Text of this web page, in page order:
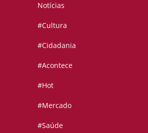
Notícias
#Cultura
#Cidadania
#Acontece
#Hot
#Mercado
#Saúde